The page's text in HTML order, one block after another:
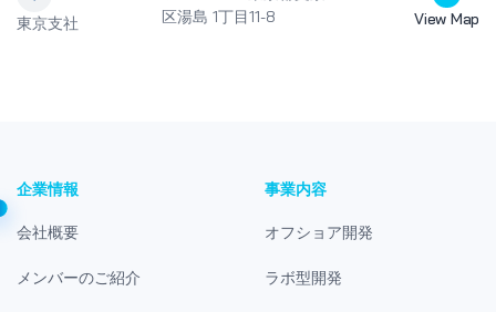
東京支社
区湯島 1丁目11-8
View Map
企業情報
会社概要
メンバーのご紹介
事業内容
オフショア開発
ラボ型開発